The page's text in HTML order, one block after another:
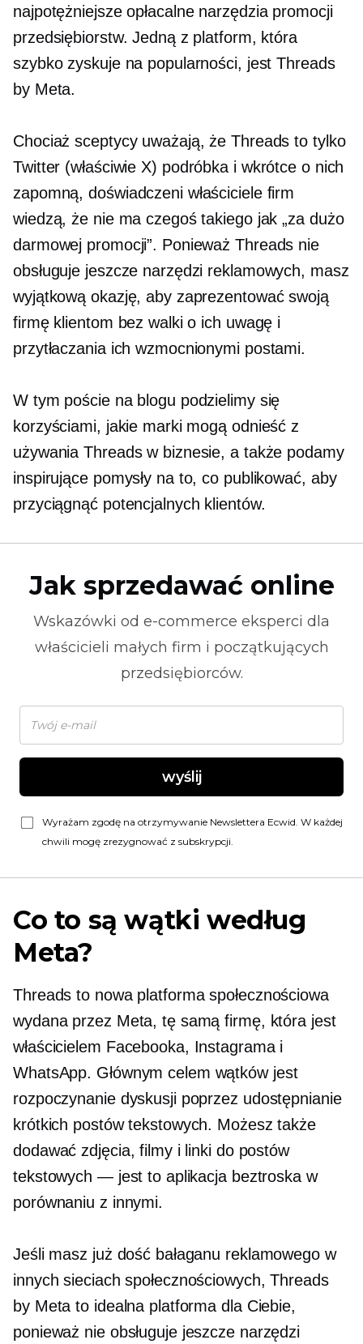
najpotężniejszeopłacalnenarzędzia promocji
przedsiębiorstw. Jedną z platform, która
szybko zyskuje na popularności, jest Threads
by Meta.
Chociaż sceptycy uważają, że Threads to tylko
Twitter (właściwie X) podróbka i wkrótce o nich
zapomną, doświadczeni właściciele firm
wiedzą, że nie ma czegoś takiego jak „za dużo
darmowej promocji”. Ponieważ Threads nie
obsługuje jeszcze narzędzi reklamowych, masz
wyjątkową okazję, aby zaprezentować swoją
firmę klientom bez walki o ich uwagę i
przytłaczania ich wzmocnionymi postami.
W tym poście na blogu podzielimy się
korzyściami, jakie marki mogą odnieść z
używania Threads w biznesie, a także podamy
inspirujące pomysły na to, co publikować, aby
przyciągnąć potencjalnych klientów.
Jak sprzedawać online
Wskazówki od e-commerce eksperci dla
właścicieli małych firm i początkujących
przedsiębiorców.
wyślij
Wyrażam zgodę na otrzymywanie Newslettera Ecwid. W każdej
chwili mogę zrezygnować z subskrypcji.
Co to są wątki według
Meta?
Threads to nowa platforma społecznościowa
wydana przez Meta, tę samą firmę, która jest
właścicielem Facebooka, Instagrama i
WhatsApp. Głównym celem wątków jest
rozpoczynanie dyskusji poprzez udostępnianie
krótkich postów tekstowych. Możesz także
dodawać zdjęcia, filmy i linki do postów
tekstowych — jest to aplikacja beztroska w
porównaniu z innymi.
Jeśli masz już dość bałaganu reklamowego w
innych sieciach społecznościowych, Threads
by Meta to idealna platforma dla Ciebie,
ponieważ nie obsługuje jeszcze narzędzi